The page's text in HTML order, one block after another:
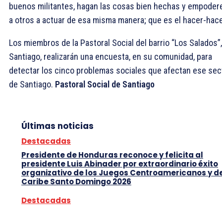
buenos militantes, hagan las cosas bien hechas y
a otros a actuar de esa misma manera; que es el hacer-
Los miembros de la Pastoral Social del barrio “Los
Santiago, realizarán una encuesta, en su comunidad, para
detectar los cinco problemas sociales que afectan ese
de Santiago. Pastoral Social de Santiago
Últimas noticias
Destacadas
Presidente de Honduras reconoce y felicita al
presidente Luis Abinader por extraordinario éxito
organizativo de los Juegos Centroamericanos y
Caribe Santo Domingo 2026
Destacadas